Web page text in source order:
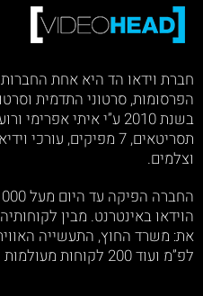
חברת וידאו הד היא אחת
הפרסומות, סרטוני התדמית
תסריטאים, 7 מפיקים,
וצלמים.
הוידאו באינטרנט. מבין
את: משרד החוץ, התעשייה
לפ”מ ועוד 200 לקוחות מעולמות שונים.